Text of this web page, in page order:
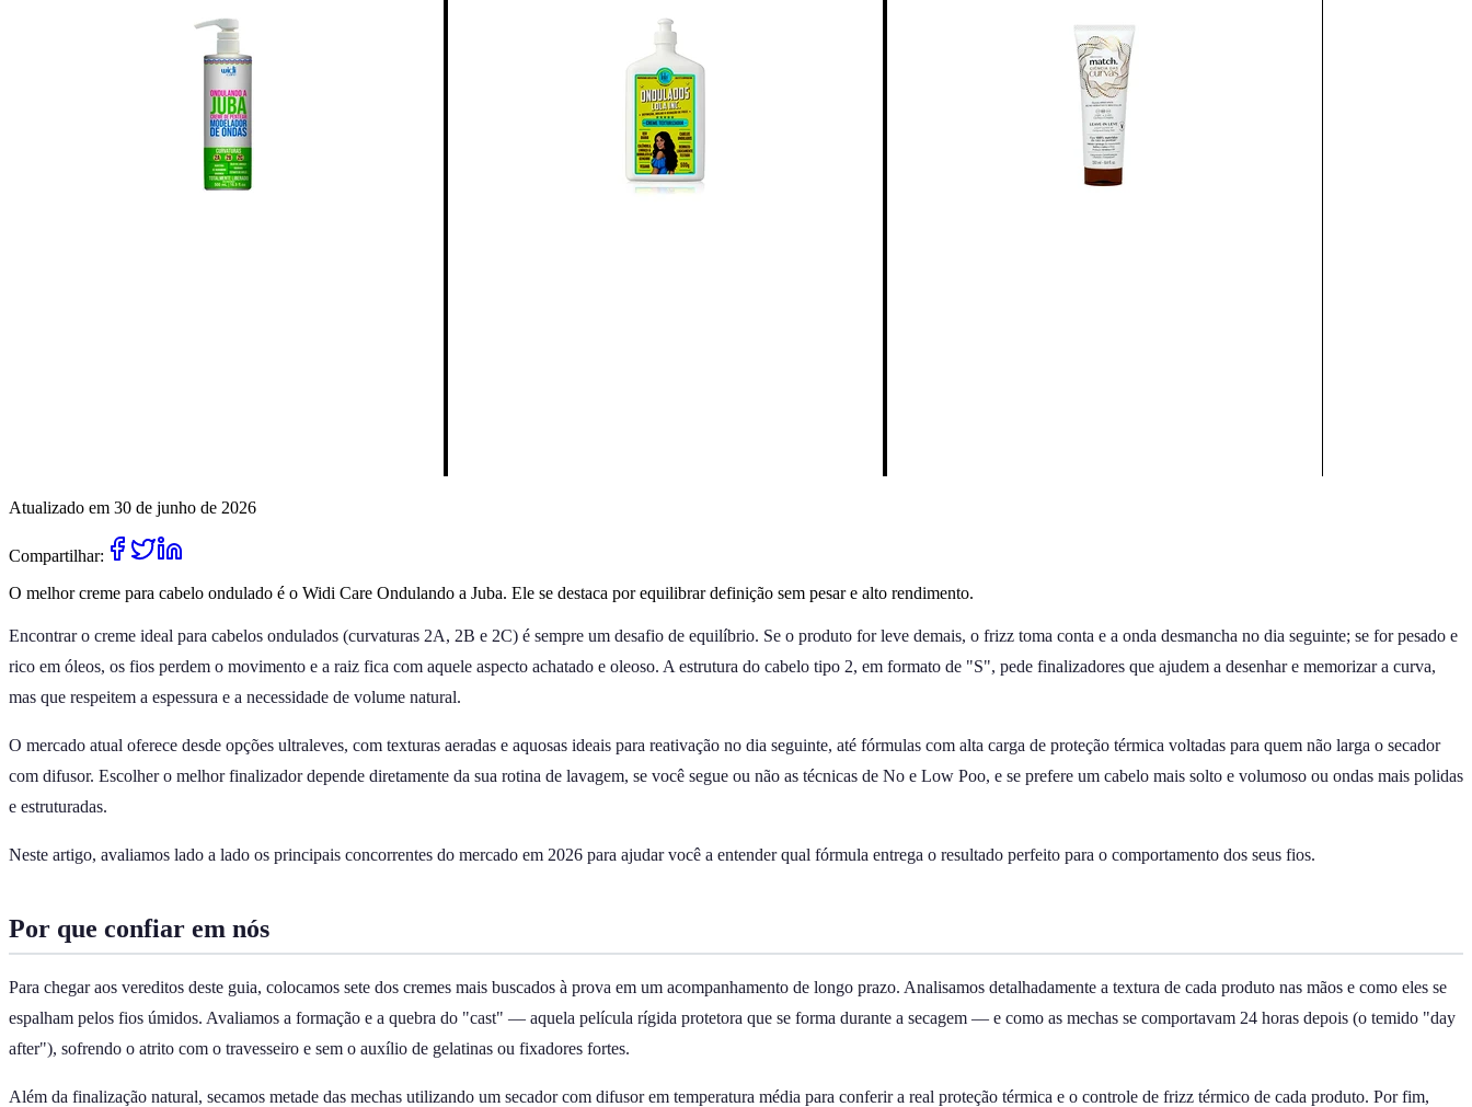
Atualizado em 30 de junho de 2026
Compartilhar:
O melhor creme para cabelo ondulado é o Widi Care Ondulando a Juba. Ele se destaca por equilibrar definição sem pesar e alto rendimento.
Encontrar o creme ideal para cabelos ondulados (curvaturas 2A, 2B e 2C) é sempre um desafio de equilíbrio. Se o produto for leve demais, o frizz toma conta e a onda desmancha no dia seguinte; se for pesado e
rico em óleos, os fios perdem o movimento e a raiz fica com aquele aspecto achatado e oleoso. A estrutura do cabelo tipo 2, em formato de "S", pede finalizadores que ajudem a desenhar e memorizar a curva,
mas que respeitem a espessura e a necessidade de volume natural.
O mercado atual oferece desde opções ultraleves, com texturas aeradas e aquosas ideais para reativação no dia seguinte, até fórmulas com alta carga de proteção térmica voltadas para quem não larga o secador
com difusor. Escolher o melhor finalizador depende diretamente da sua rotina de lavagem, se você segue ou não as técnicas de No e Low Poo, e se prefere um cabelo mais solto e volumoso ou ondas mais polidas
e estruturadas.
Neste artigo, avaliamos lado a lado os principais concorrentes do mercado em 2026 para ajudar você a entender qual fórmula entrega o resultado perfeito para o comportamento dos seus fios.
Por que confiar em nós
Para chegar aos vereditos deste guia, colocamos sete dos cremes mais buscados à prova em um acompanhamento de longo prazo. Analisamos detalhadamente a textura de cada produto nas mãos e como eles se
espalham pelos fios úmidos. Avaliamos a formação e a quebra do "cast" — aquela película rígida protetora que se forma durante a secagem — e como as mechas se comportavam 24 horas depois (o temido "day
after"), sofrendo o atrito com o travesseiro e sem o auxílio de gelatinas ou fixadores fortes.
Além da finalização natural, secamos metade das mechas utilizando um secador com difusor em temperatura média para conferir a real proteção térmica e o controle de frizz térmico de cada produto. Por fim,